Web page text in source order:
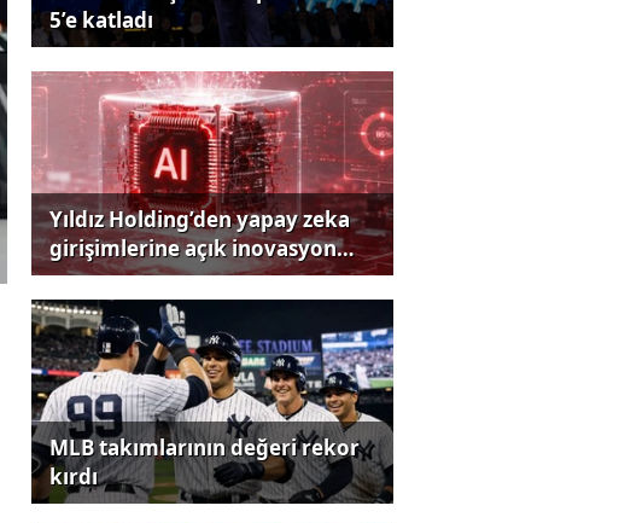
5’e katladı
Yıldız Holding’den yapay zeka
girişimlerine açık inovasyon
çağrısı
MLB takımlarının değeri rekor
kırdı